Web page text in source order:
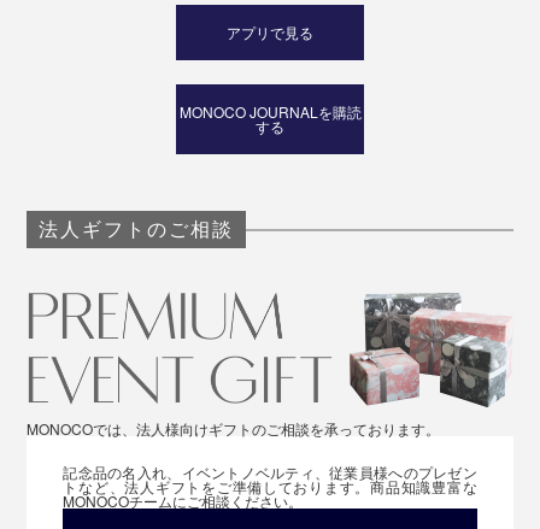
アプリで見る
MONOCO JOURNALを購読
する
法人ギフトのご相談
MONOCOでは、法人様向けギフトのご相談を承っております。
記念品の名入れ、イベントノベルティ、従業員様へのプレゼン
トなど、法人ギフトをご準備しております。商品知識豊富な
MONOCOチームにご相談ください。